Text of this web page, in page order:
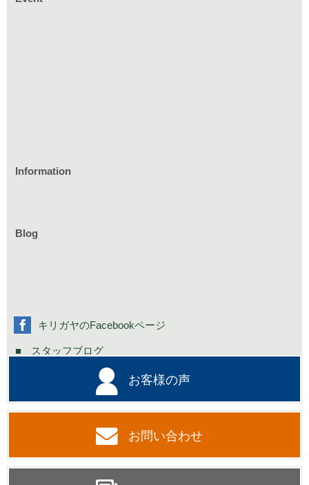
家づくりのイベント情報
Information
お知らせ一覧
Blog
社長の不定期日記
スタッフブログ
お客様の声
お問い合わせ
キリガヤのFacebookページ